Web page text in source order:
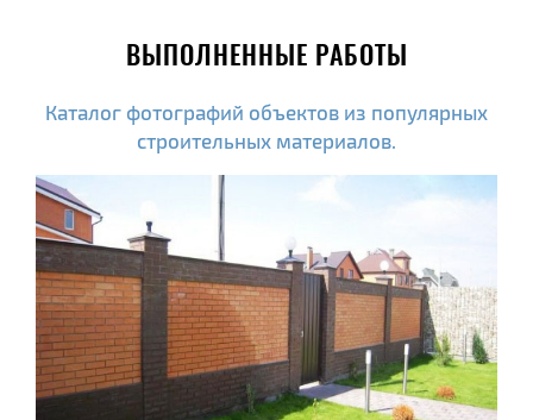
ВЫПОЛНЕННЫЕ РАБОТЫ
Каталог фотографий объектов из популярных
строительных материалов.